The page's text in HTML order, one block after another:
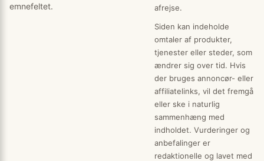
emnefeltet.
afrejse.
Siden kan indeholde
omtaler af produkter,
tjenester eller steder, som
ændrer sig over tid. Hvis
der bruges annoncør- eller
affiliatelinks, vil det fremgå
eller ske i naturlig
sammenhæng med
indholdet. Vurderinger og
anbefalinger er
redaktionelle og lavet med